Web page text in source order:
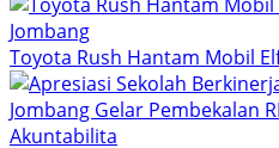
Toyota Rush Hantam Mobil